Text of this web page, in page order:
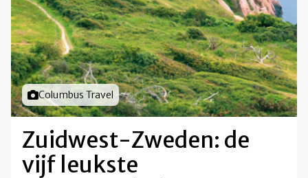
Foto door
Columbus Travel
Zuidwest-Zweden: de
vijf leukste